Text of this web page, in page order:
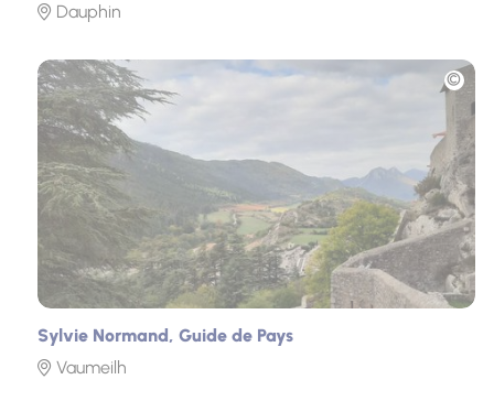
Dauphin
Sylvie Normand, Guide de Pays
Vaumeilh
Photo